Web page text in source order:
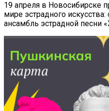
19 апреля в Новосибирске
мире эстрадного
ансамбль эстрадной песни